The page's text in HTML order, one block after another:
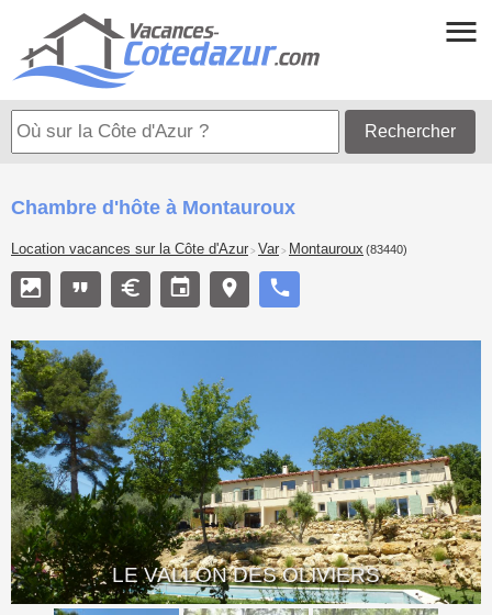
Rechercher
Chambre d'hôte à Montauroux
Location vacances sur la Côte d'Azur > Var > Montauroux (83440)
LE VALLON DES OLIVIERS
< >